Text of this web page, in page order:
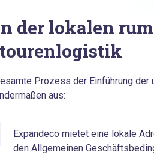
der lokalen
Prozess der Einführung
aus:
Expandeco mietet eine lokale
den Allgemeinen